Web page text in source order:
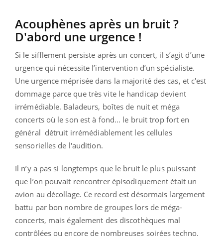
Acouphènes après un bruit ?
D'abord une urgence !
Si le sifflement persiste après un concert, il s’agit d’une
urgence qui nécessite l’intervention d’un spécialiste.
Une urgence méprisée dans la majorité des cas, et c'est
dommage parce que très vite le handicap devient
irrémédiable. Baladeurs, boîtes de nuit et méga
concerts où le son est à fond... le bruit trop fort en
général détruit irrémédiablement les cellules
sensorielles de l'audition.
Il n’y a pas si longtemps que le bruit le plus puissant
que l’on pouvait rencontrer épisodiquement était un
avion au décollage. Ce record est désormais largement
battu par bon nombre de groupes lors de méga-
concerts, mais également des discothèques mal
contrôlées ou encore de nombreuses soirées techno.